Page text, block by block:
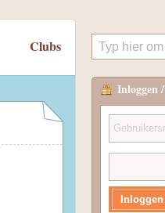
Clubs
Inloggen /